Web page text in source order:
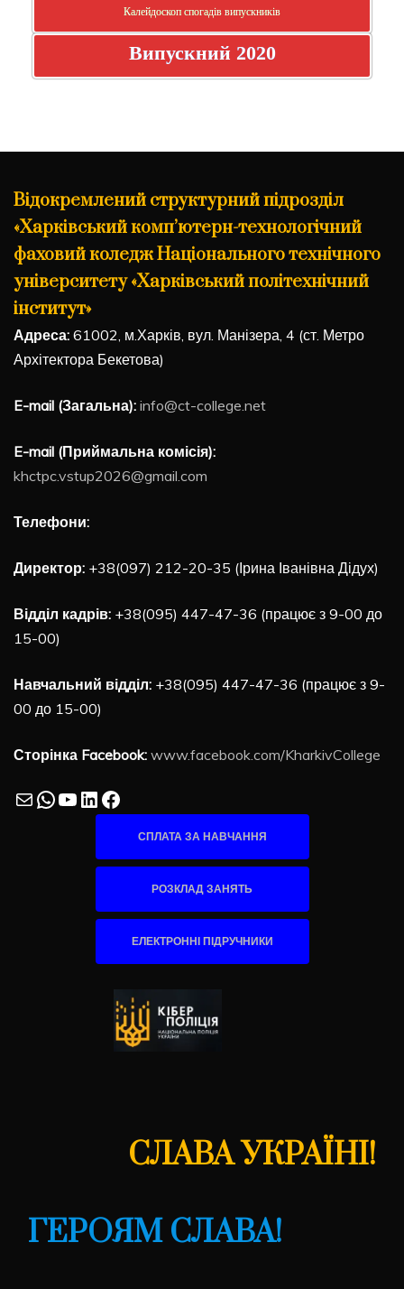
Калейдоскоп спогадів випускників
Випускний 2020
Відокремлений структурний підрозділ
«Харківський комп’ютерн-технологічний
фаховий коледж Національного технічного
університету «Харківський політехнічний
інститут»
Адреса: 61002, м.Харків, вул. Манізера, 4 (ст. Метро
Архітектора Бекетова)
E-mail (Загальна): info@ct-college.net
E-mail (Приймальна комісія):
khctpc.vstup2026@gmail.com
Телефони:
Директор: +38(097) 212-20-35 (Ірина Іванівна Дідух)
Відділ кадрів: +38(095) 447-47-36 (працює з 9-00 до
15-00)
Навчальний відділ: +38(095) 447-47-36 (працює з 9-
00 до 15-00)
Сторінка Facebook: www.facebook.com/KharkivCollege
MailWhatsApp
YouTube
LinkedIn
Facebook
СПЛАТА ЗА НАВЧАННЯ
РОЗКЛАД ЗАНЯТЬ
ЕЛЕКТРОННІ ПІДРУЧНИКИ
СЛАВА УКРАЇНІ!
ГЕРОЯМ СЛАВА!